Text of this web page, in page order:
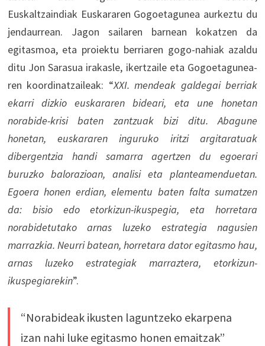
Euskaltzaindiak Euskararen Gogoetagunea aurkeztu du
jendaurrean. Jagon sailaren barnean kokatzen da
egitasmoa, eta proiektu berriaren gogo-nahiak azaldu
ditu Jon Sarasua irakasle, ikertzaile eta Gogoetagunea-
ren koordinatzaileak: “XXI. mendeak galdegai berriak
ekarri dizkio euskararen bideari, eta une honetan
norabide-krisi baten zantzuak bizi ditu. Abagune
honetan, euskararen inguruko iritzi argitaratuak
dibergentzia handi samarra agertzen du egoerari
buruzko balorazioan, analisi eta planteamenduetan.
Egoera honen erdian, elementu baten falta sumatzen
da: bisio edo etorkizun-ikuspegia, eta horretara
norabidetutako arnas luzeko estrategia nagusien
marrazkia. Neurri batean, horretara dator egitasmo hau,
arnas luzeko estrategiak marraztera, etorkizun-
ikuspegiarekin”.
“Norabideak ikusten laguntzeko ekarpena
izan nahi luke egitasmo honen emaitzak”